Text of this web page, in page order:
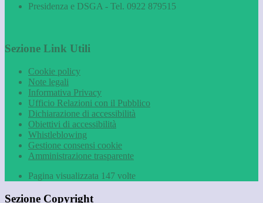
Presidenza e DSGA - Tel. 0922 879515
Sezione Link Utili
Cookie policy
Note legali
Informativa Privacy
Ufficio Relazioni con il Pubblico
Dichiarazione di accessibilità
Obiettivi di accessibilità
Whistleblowing
Gestione consensi cookie
Amministrazione trasparente
Pagina visualizzata 147 volte
Sezione Copyright